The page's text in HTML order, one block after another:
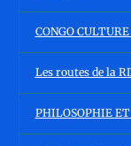
CONGO
Les routes de la
PHILOSOPHIE